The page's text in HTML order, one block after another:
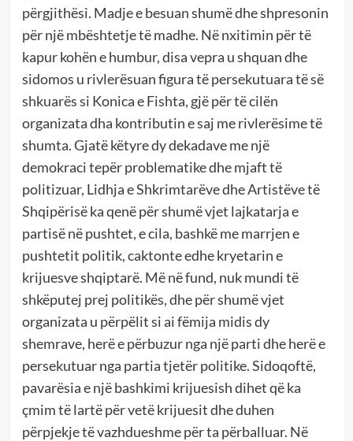
përgjithësi. Madje e besuan shumë dhe shpresonin
për një mbështetje të madhe. Në nxitimin për të
kapur kohën e humbur, disa vepra u shquan dhe
sidomos u rivlerësuan figura të persekutuara të së
shkuarës si Konica e Fishta, gjë për të cilën
organizata dha kontributin e saj me rivlerësime të
shumta. Gjatë këtyre dy dekadave me një
demokraci tepër problematike dhe mjaft të
politizuar, Lidhja e Shkrimtarëve dhe Artistëve të
Shqipërisë ka qenë për shumë vjet lajkatarja e
partisë në pushtet, e cila, bashkë me marrjen e
pushtetit politik, caktonte edhe kryetarin e
krijuesve shqiptarë. Më në fund, nuk mundi të
shkëputej prej politikës, dhe për shumë vjet
organizata u përpëlit si ai fëmija midis dy
shemrave, herë e përbuzur nga një parti dhe herë e
persekutuar nga partia tjetër politike. Sidoqoftë,
pavarësia e një bashkimi krijuesish dihet që ka
çmim të lartë për vetë krijuesit dhe duhen
përpjekje të vazhdueshme për ta përballuar. Në